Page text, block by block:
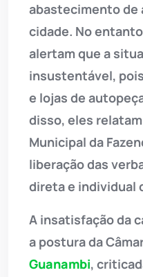
abastecimento de
cidade. No
alertam que a
insustentável,
e lojas de
disso, eles
Municipal da
liberação das
direta e individual
A insatisfação da
a postura da
Guanambi,